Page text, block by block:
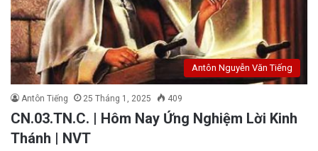
Antôn Nguyễn Văn Tiếng
Antôn Tiếng 25 Tháng 1, 2025 409
CN.03.TN.C. | Hôm Nay Ứng Nghiệm Lời Kinh
Thánh | NVT